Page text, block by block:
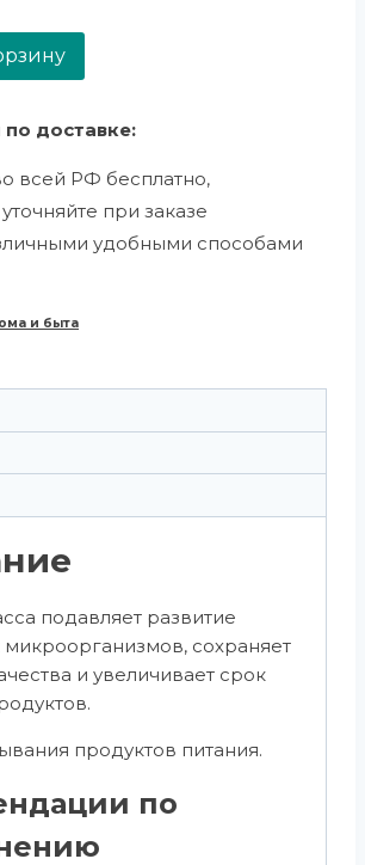
доставке:
всей РФ бесплатно,
при заказе
удобными способами
и быта
подавляет развитие
микроорганизмов, сохраняет
и увеличивает срок
продуктов питания.
по